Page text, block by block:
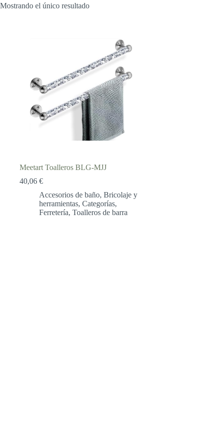
Mostrando el único resultado
Meetart Toalleros BLG-MJJ
40,06 €
Accesorios de baño, Bricolaje y
herramientas, Categorías,
Ferretería, Toalleros de barra